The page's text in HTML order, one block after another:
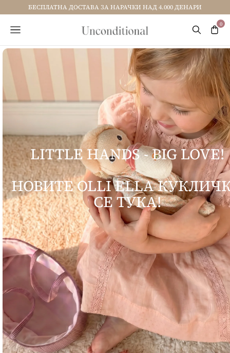
БЕСПЛАТНА ДОСТАВА ЗА НАРАЧКИ НАД 4.000 ДЕНАРИ
LITTLE HANDS - BIG LOVE!
НОВИТЕ OLLI ELLA
СЕ ТУКА!